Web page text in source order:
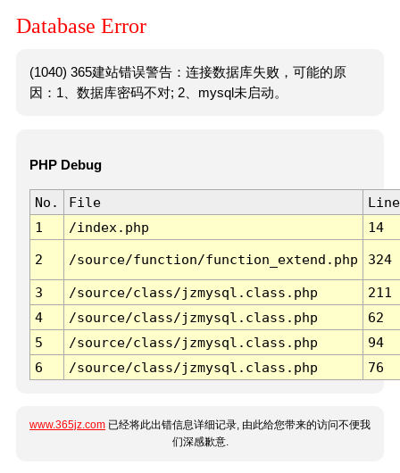
Database Error
(1040) 365建站错误警告：连接数据库失败，可能的原
因：1、数据库密码不对; 2、mysql未启动。
PHP Debug
No. File
Line
1
/index.php 14
2 /source/function/function_extend.php 324
3 /source/class/jzmysql.class.php
211
4
/source/class/jzmysql.class.php
62
5
/source/class/jzmysql.class.php
94
6
/source/class/jzmysql.class.php 76
www.365jz.com 已经将此出错信息详细记录, 由此给您带来的访问不便我
们深感歉意.